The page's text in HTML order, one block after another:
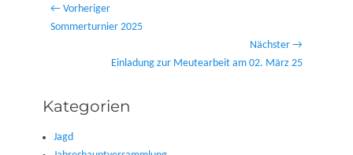
Beitragsnavigation
← Vorheriger
Vorheriger
Sommerturnier 2025
Nächster →
Einladung zur Meutearbeit am 02. März 25
Kategorien
Jagd